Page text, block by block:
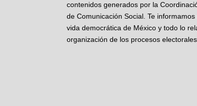
contenidos generados por la
de Comunicación Social. Te
vida democrática de México y todo lo
organización de los procesos electorales